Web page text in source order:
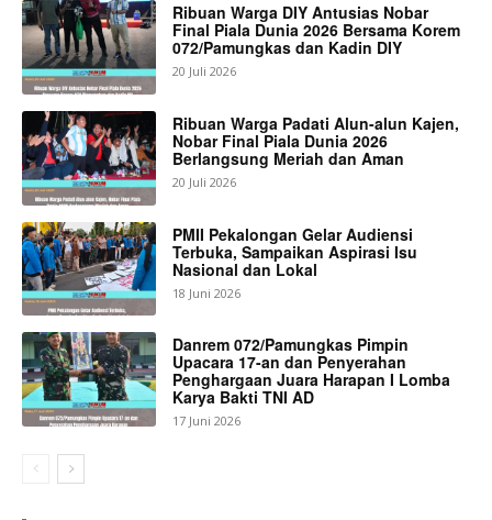
Ribuan Warga DIY Antusias Nobar
Final Piala Dunia 2026 Bersama Korem
072/Pamungkas dan Kadin DIY
20 Juli 2026
Ribuan Warga Padati Alun-alun Kajen,
Nobar Final Piala Dunia 2026
Berlangsung Meriah dan Aman
20 Juli 2026
PMII Pekalongan Gelar Audiensi
Terbuka, Sampaikan Aspirasi Isu
Nasional dan Lokal
18 Juni 2026
Danrem 072/Pamungkas Pimpin
Upacara 17-an dan Penyerahan
Penghargaan Juara Harapan I Lomba
Karya Bakti TNI AD
17 Juni 2026